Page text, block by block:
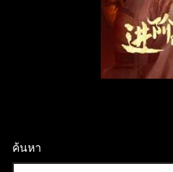
ค้นหา